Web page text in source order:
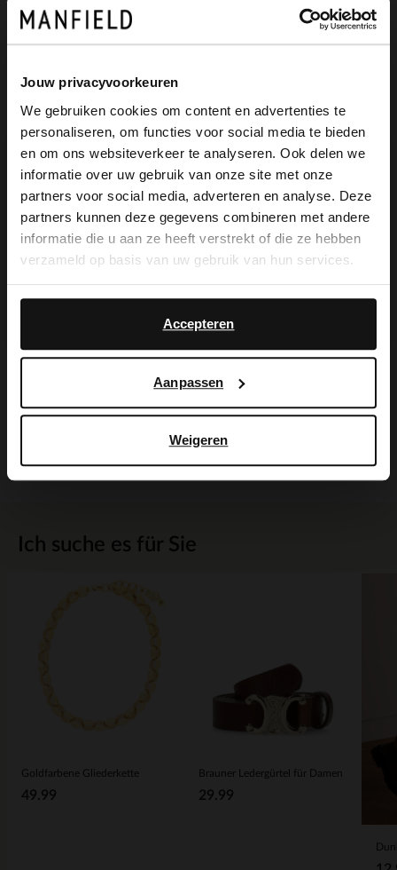
Jouw privacyvoorkeuren
We gebruiken cookies om content en advertenties te
personaliseren, om functies voor social media te bieden
en om ons websiteverkeer te analyseren. Ook delen we
informatie over uw gebruik van onze site met onze
partners voor social media, adverteren en analyse. Deze
partners kunnen deze gegevens combineren met andere
informatie die u aan ze heeft verstrekt of die ze hebben
verzameld op basis van uw gebruik van hun services.
Accepteren
Aanpassen
Weigeren
Ich suche es für Sie
Goldfarbene Gliederkette
49.99
Brauner Ledergürtel für Damen
29.99
Produktbeschreibung
Beigefarbene Veloursleder-Stiefeletten
der Marke Manfield. Die Stiefeletten
haben einen 5 cm hohen Absatz, eine
spitze Kappe und einen praktischen
Reißverschluss am Schaft. Als Lederpflege
×
View this website in English?
It looks like your language isn't Dutch. Would
you like to switch to English?
English